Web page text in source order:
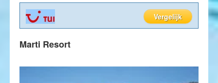
Vergelijk
Marti Resort